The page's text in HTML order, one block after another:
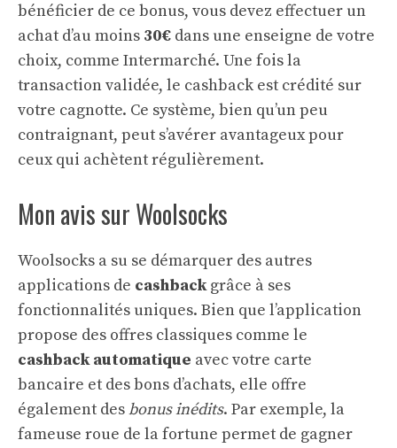
bénéficier de ce bonus, vous devez effectuer un
achat d’au moins 30€ dans une enseigne de votre
choix, comme Intermarché. Une fois la
transaction validée, le cashback est crédité sur
votre cagnotte. Ce système, bien qu’un peu
contraignant, peut s’avérer avantageux pour
ceux qui achètent régulièrement.
Mon avis sur Woolsocks
Woolsocks a su se démarquer des autres
applications de cashbackgrâce à ses
fonctionnalités uniques. Bien que l’application
propose des offres classiques comme le
cashback automatique avec votre carte
bancaire et des bons d’achats, elle offre
également desbonus inédits. Par exemple, la
fameuse roue de la fortune permet de gagner